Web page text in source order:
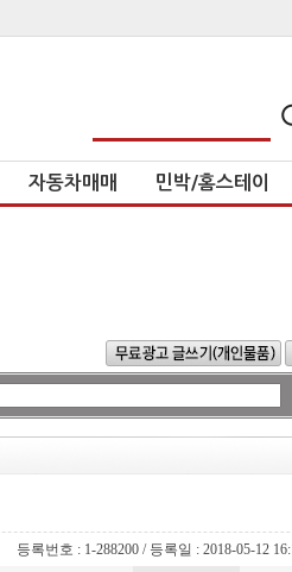
자동차매매 민박/홈스테이
등록번호 : 1-288200 / 등록일 : 2018-05-12